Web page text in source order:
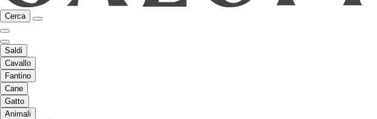
Cerca
Saldi
Cavallo
Fantino
Cane
Gatto
Animali